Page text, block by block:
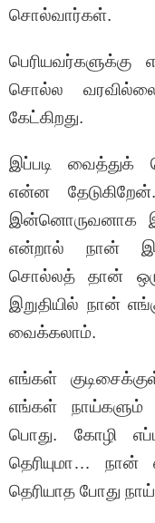
சொல்வார்கள்.
சொல்ல
கேட்கிறது.
இப்படி வைத்துக்
என்ன
இன்னொருவனாக
என்றால் நான்
சொல்லத் தான் ஒரு
இறுதியில் நான்
வைக்கலாம்.
எங்கள்
எங்கள் நாய்களும்
பொது. கோழி
தெரியுமா… நான்
தெரியாத போது